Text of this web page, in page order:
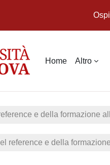
Home Altro
e della formazione
reference e della